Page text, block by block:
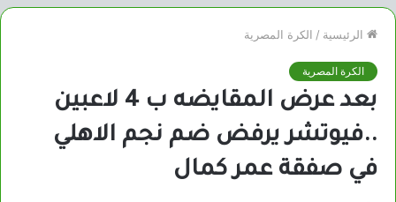
الرئيسية / الكرة المصرية
الكرة المصرية
بعد عرض المقايضه ب 4 لاعبين
..فيوتشر يرفض ضم نجم الاهلي
في صفقة عمر كمال